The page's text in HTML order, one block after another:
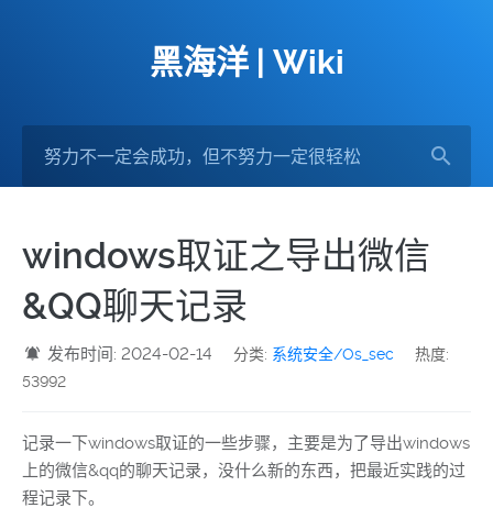
黑海洋 | Wiki
windows取证之导出微信
&QQ聊天记录
发布时间: 2024-02-14 分类: 系统安全/Os_sec
热度:
53992
记录一下windows取证的一些步骤，主要是为了导出windows
上的微信&qq的聊天记录，没什么新的东西，把最近实践的过
程记录下。